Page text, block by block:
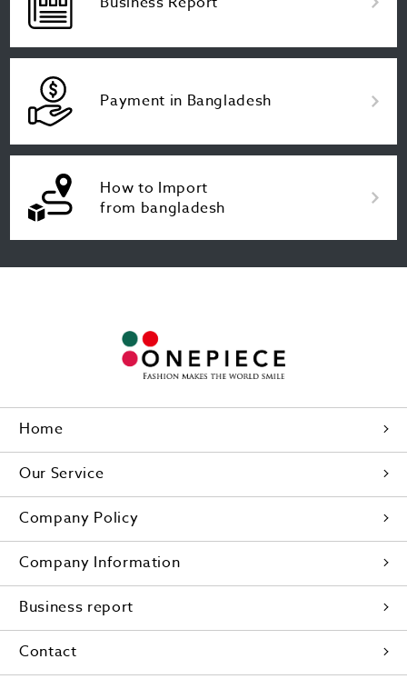
Payment in Bangladesh
How to Import
from bangladesh
Home
Our Service
Company Policy
Company Information
Business report
Contact